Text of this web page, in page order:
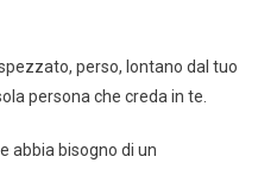
perso, lontano dal tuo
persona che creda in te.
abbia bisogno di un